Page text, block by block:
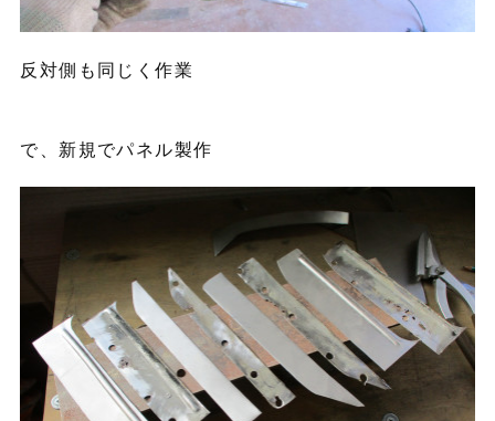
反対側も同じく作業
で、新規でパネル製作